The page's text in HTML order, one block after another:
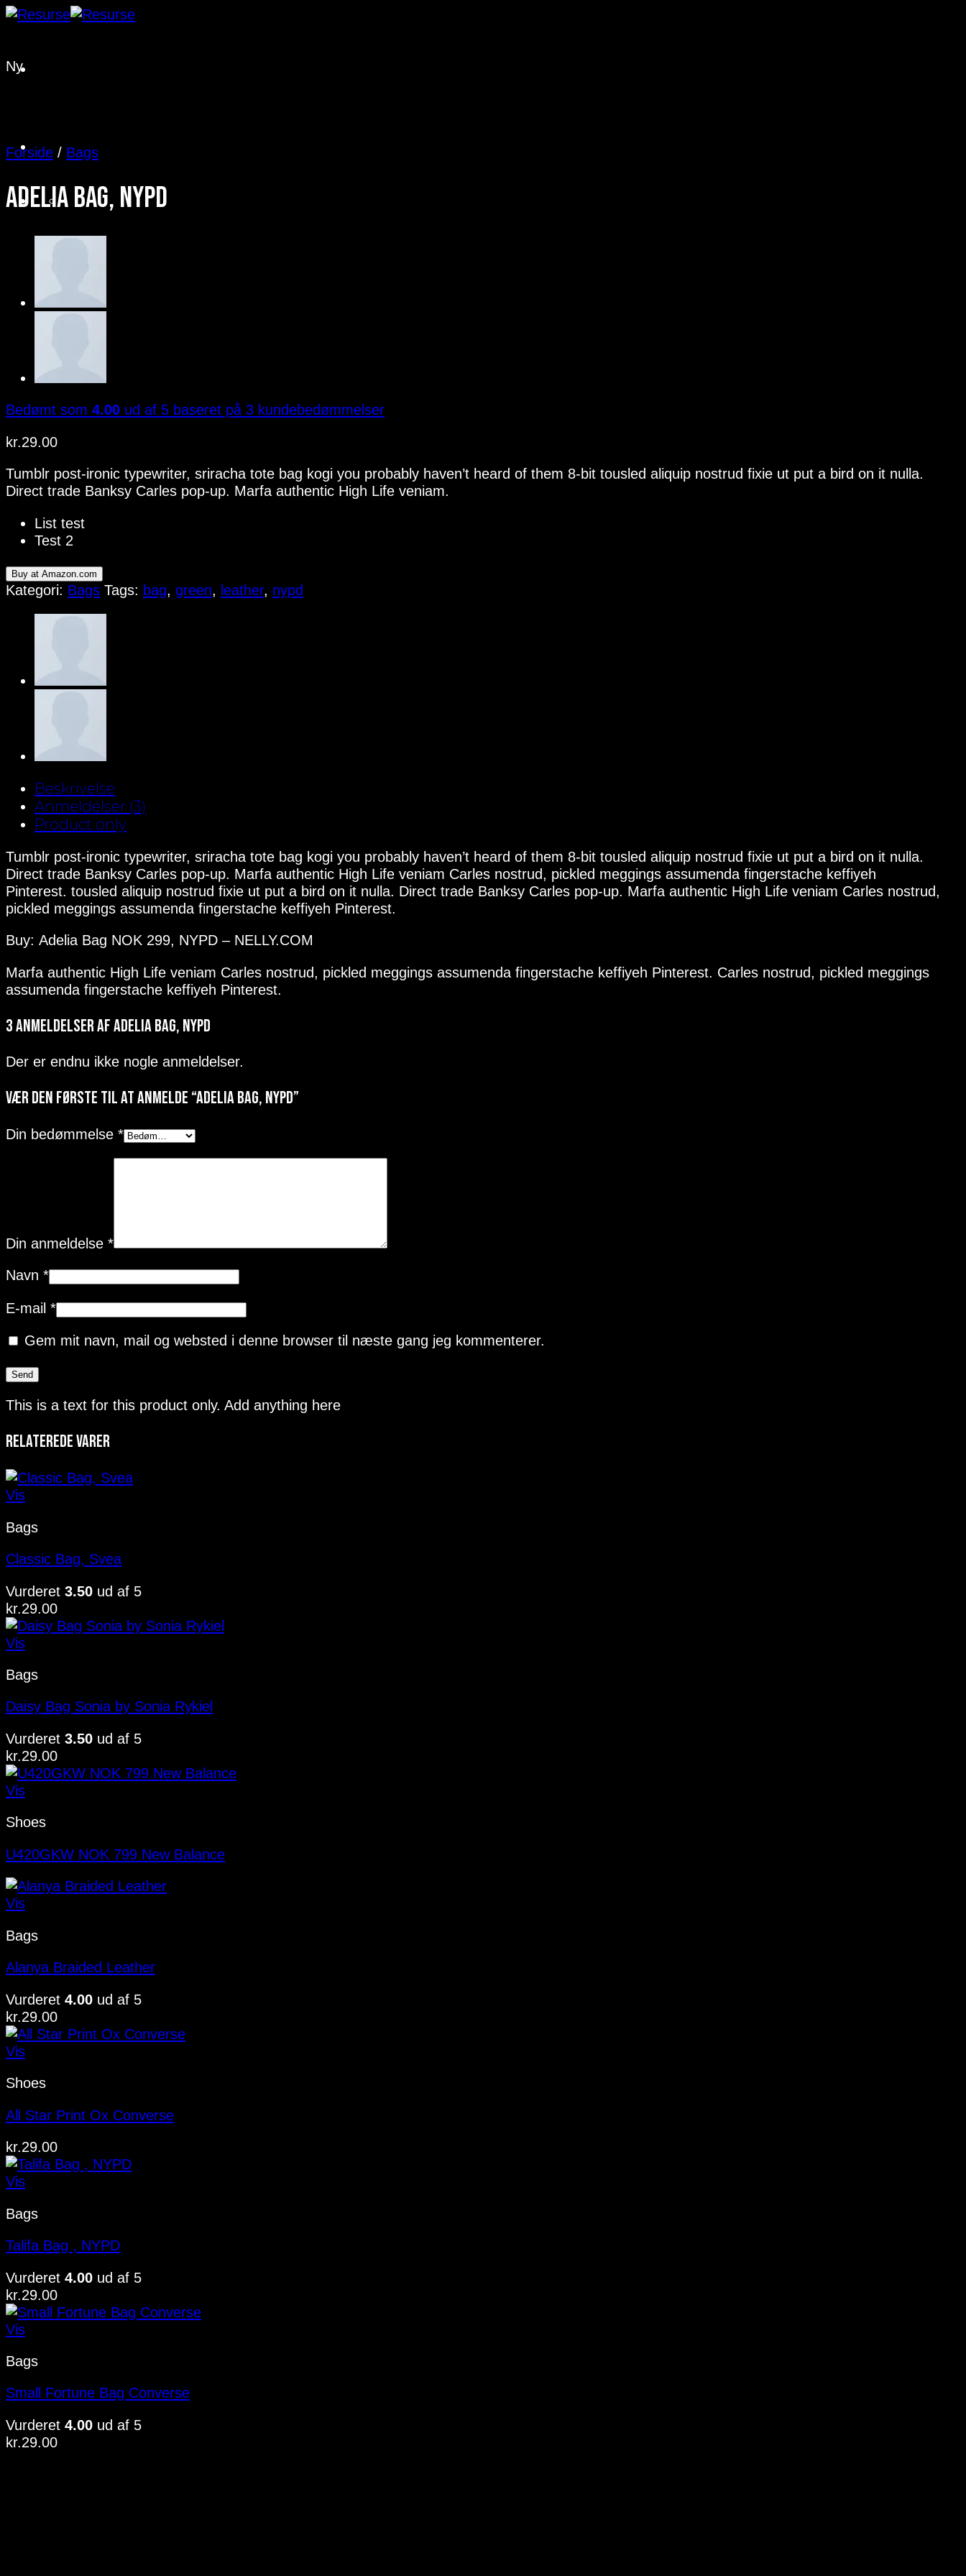
Fortsæt
Ny
Forside / Bags
Adelia Bag, NYPD
Bedømt som 4.00 ud af 5 baseret på 3 kundebedømmelser
kr.29.00
Tumblr post-ironic typewriter, sriracha tote bag kogi you probably haven’t heard of them 8-bit tousled aliquip nostrud fixie ut put a bird on it nulla.
Direct trade Banksy Carles pop-up. Marfa authentic High Life veniam.
List test
Test 2
Buy at Amazon.com
Kategori: Bags Tags: bag, green, leather, nypd
Beskrivelse
Anmeldelser (3)
Product only
Tumblr post-ironic typewriter, sriracha tote bag kogi you probably haven’t heard of them 8-bit tousled aliquip nostrud fixie ut put a bird on it nulla.
Direct trade Banksy Carles pop-up. Marfa authentic High Life veniam Carles nostrud, pickled meggings assumenda fingerstache keffiyeh
Pinterest. tousled aliquip nostrud fixie ut put a bird on it nulla. Direct trade Banksy Carles pop-up. Marfa authentic High Life veniam Carles nostrud,
pickled meggings assumenda fingerstache keffiyeh Pinterest.
Buy: Adelia Bag NOK 299, NYPD – NELLY.COM
Marfa authentic High Life veniam Carles nostrud, pickled meggings assumenda fingerstache keffiyeh Pinterest. Carles nostrud, pickled meggings
assumenda fingerstache keffiyeh Pinterest.
3 anmeldelser afAdelia Bag, NYPD
Der er endnu ikke nogle anmeldelser.
Vær den første til at anmelde “Adelia Bag, NYPD”
Din bedømmelse *
Din anmeldelse *
Navn *
E-mail *
Gem mit navn, mail og websted i denne browser til næste gang jeg kommenterer.
This is a text for this product only. Add anything here
Relaterede varer
Vis
Bags
Classic Bag, Svea
Vurderet 3.50 ud af 5
kr. 29.00
Vis
Bags
Daisy Bag Sonia by Sonia Rykiel
Vurderet 3.50 ud af 5
kr.29.00
Vis
Shoes
U420GKW NOK 799 New Balance
Vis
Bags
Alanya Braided Leather
Vurderet 4.00 ud af 5
kr.29.00
Vis
Shoes
All Star Print Ox Converse
kr.29.00
Vis
Bags
Talifa Bag , NYPD
Vurderet 4.00 ud af 5
kr. 29.00
Vis
Bags
Small Fortune Bag Converse
Vurderet 4.00 ud af 5
kr.29.00